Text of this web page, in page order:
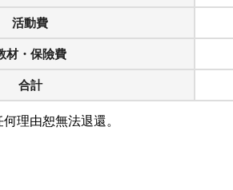
活動費
材・保險費
合計
理由恕無法退還。